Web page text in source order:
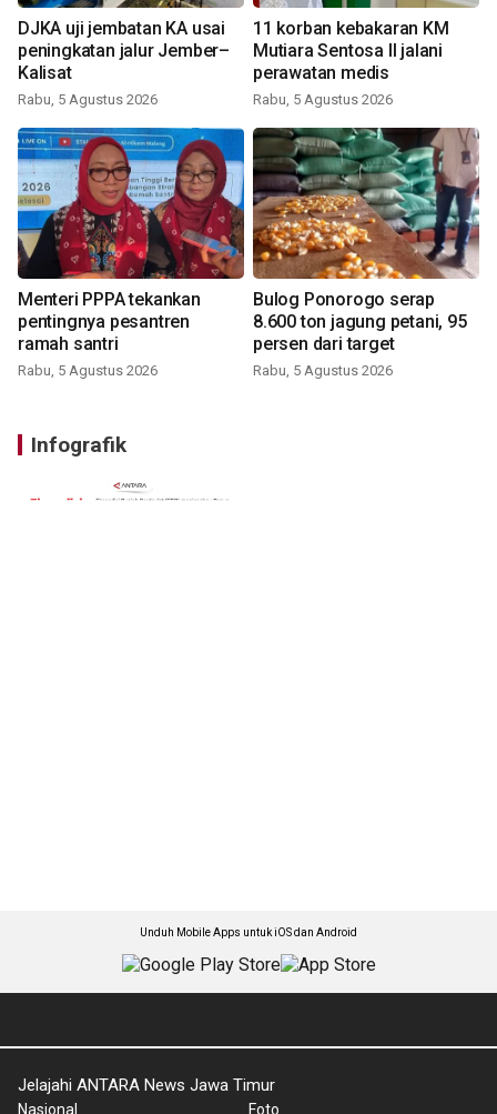
DJKA uji jembatan KA usai
peningkatan jalur Jember–
Kalisat
Rabu, 5 Agustus 2026
11 korban kebakaran KM
Mutiara Sentosa II jalani
perawatan medis
Rabu, 5 Agustus 2026
Menteri PPPA tekankan
pentingnya pesantren
ramah santri
Rabu, 5 Agustus 2026
Bulog Ponorogo serap
8.600 ton jagung petani, 95
persen dari target
Rabu, 5 Agustus 2026
Infografik
Unduh Mobile Apps untuk iOS dan Android
Jelajahi ANTARA News Jawa Timur
Nasional Foto